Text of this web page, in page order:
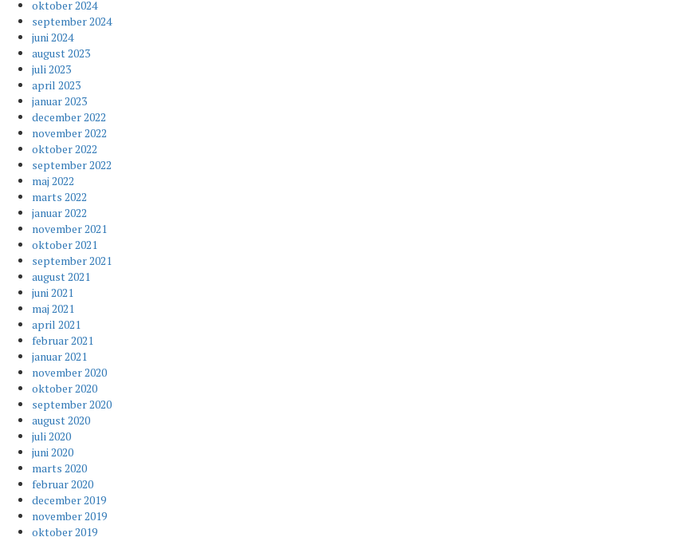
oktober 2024
september 2024
juni 2024
august 2023
juli 2023
april 2023
januar 2023
december 2022
november 2022
oktober 2022
september 2022
maj 2022
marts 2022
januar 2022
november 2021
oktober 2021
september 2021
august 2021
juni 2021
maj 2021
april 2021
februar 2021
januar 2021
november 2020
oktober 2020
september 2020
august 2020
juli 2020
juni 2020
marts 2020
februar 2020
december 2019
november 2019
oktober 2019